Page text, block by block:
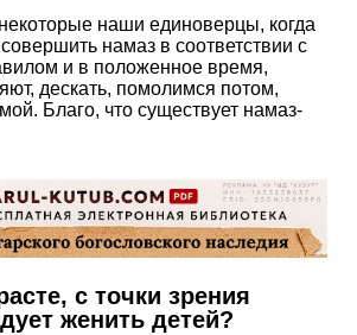
наши единоверцы, когда
намаз в соответствии с
и в положенное время,
дескать, помолимся потом,
Благо, что существует намаз-
с точки зрения
женить детей?